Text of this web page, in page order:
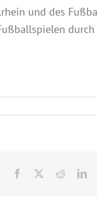
und des
Facebook Reddit